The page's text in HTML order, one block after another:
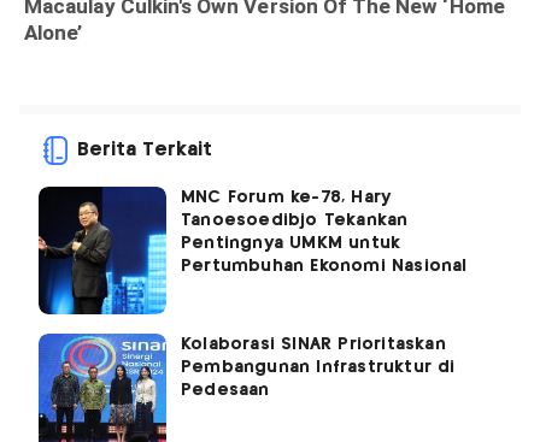
Berita Terkait
MNC Forum ke-78, Hary
Tanoesoedibjo Tekankan
Pentingnya UMKM untuk
Pertumbuhan Ekonomi Nasional
Kolaborasi SINAR Prioritaskan
Pembangunan Infrastruktur di
Pedesaan